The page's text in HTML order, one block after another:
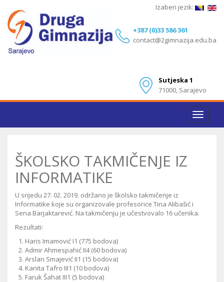
+387 (0)33 586 361
contact@2gimnazija.edu.ba
Sutjeska 1
71000, Sarajevo
Izaberi jezik:
Toggle
ŠKOLSKO TAKMIČENJE IZ
INFORMATIKE
U srijedu 27. 02. 2019. održano je školsko takmičenje iz
Informatike koje su organizovale profesorice Tina Alibašić i
Sena Barjaktarević. Na takmičenju je učestvovalo 16 učenika.
Rezultati:
Haris Imamović I1 (775 bodova)
Admir Ahmespahić II4 (60 bodova)
Arslan Smajević II1 (15 bodova)
Kanita Tafro III1 (10 bodova)
Faruk Šahat III1 (5 bodova)